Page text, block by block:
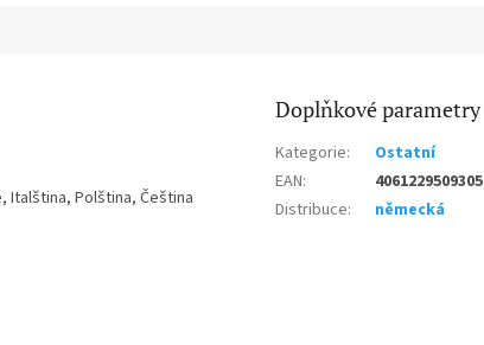
Italština, Polština, Čeština
Doplňkové parametry
Kategorie:
Ostatní
EAN:
4061229509305
Distribuce: německá